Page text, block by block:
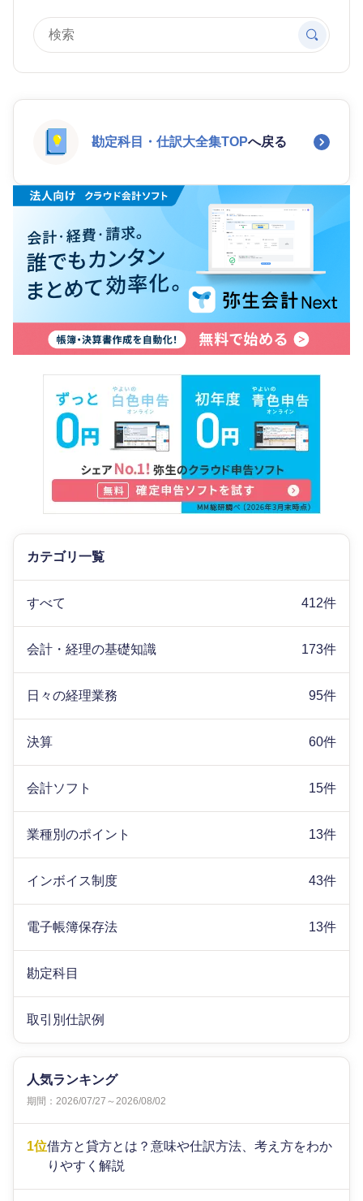
勘定科目・仕訳大全集TOPへ戻る
カテゴリ一覧
すべて 412件
会計・経理の基礎知識 173件
日々の経理業務 95件
決算 60件
会計ソフト 15件
業種別のポイント 13件
インボイス制度 43件
電子帳簿保存法 13件
勘定科目
取引別仕訳例
人気ランキング
期間：2026/07/27～2026/08/02
1位借方と貸方とは？意味や仕訳方法、考え方をわか
りやすく解説